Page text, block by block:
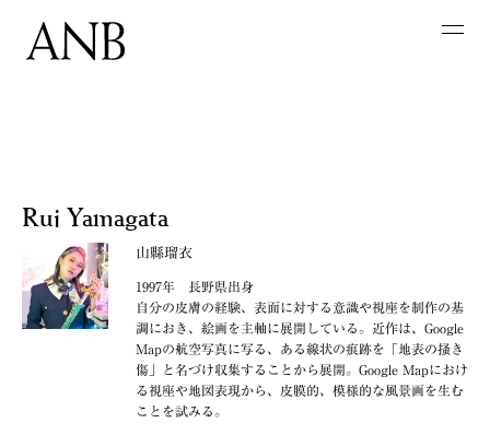
Rui Yamagata
山縣瑠衣
1997年 長野県出身
自分の皮膚の経験、表面に対する意識や視座を制作の基
調におき、絵画を主軸に展開している。近作は、Google
Mapの航空写真に写る、ある線状の痕跡を「地表の掻き
傷」と名づけ収集することから展開。Google Mapにおけ
る視座や地図表現から、皮膜的、模様的な風景画を生む
ことを試みる。